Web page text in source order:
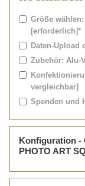
Größe
[erforderlich]*
Daten-Upload
Zubehör: Alu-
vergleichbar]
Spenden und
Konfiguration -
PHOTO ART